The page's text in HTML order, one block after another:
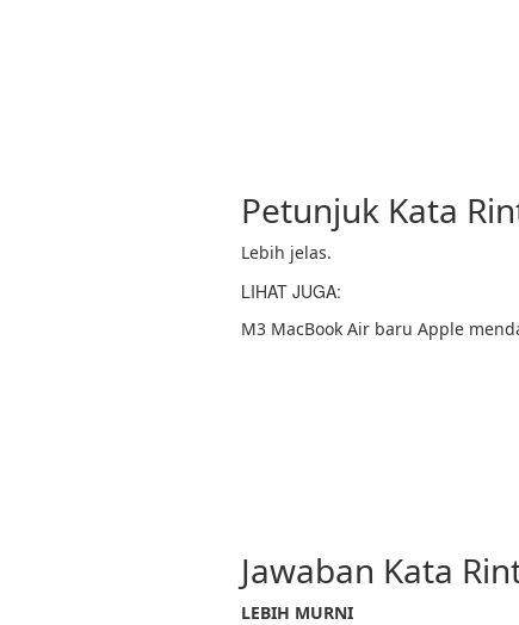
Petunjuk Kata
Lebih jelas.
LIHAT JUGA:
M3 MacBook Air baru Apple
Jawaban Kata
LEBIH MURNI